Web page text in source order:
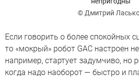
© Дмитрий
Если говорить о более спокойных
то «мокрый» робот GAC настроен
например, стартует задумчиво, но
когда надо наоборот — быстро и